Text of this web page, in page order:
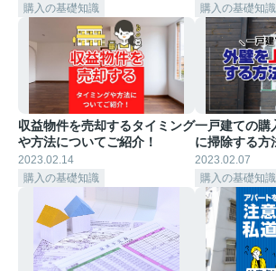
購入の基礎知識
購入の基礎知識
収益物件を売却するタイミング
や方法についてご紹介！
2023.02.14
購入の基礎知識
一戸建ての購
に掃除する方
2023.02.07
購入の基礎知識